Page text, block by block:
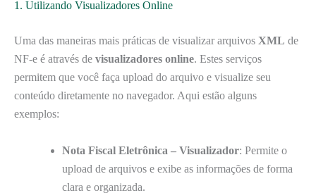
1. Utilizando Visualizadores Online
Uma das maneiras mais práticas de visualizar arquivos XML de
NF-e é através de visualizadores online. Estes serviços
permitem que você faça upload do arquivo e visualize seu
conteúdo diretamente no navegador. Aqui estão alguns
exemplos:
Nota Fiscal Eletrônica – Visualizador: Permite o
upload de arquivos e exibe as informações de forma
clara e organizada.